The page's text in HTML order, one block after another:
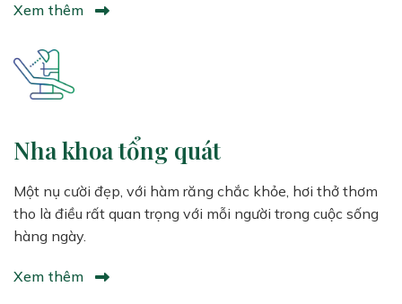
chèn ép vào răng 7 gây hư răng 7 và xô lệch răng
Xem thêm
Nha khoa tổng quát
Một nụ cười đẹp, với hàm răng chắc khỏe, hơi thở thơm
tho là điều rất quan trọng với mỗi người trong cuộc sống
hàng ngày.
Xem thêm